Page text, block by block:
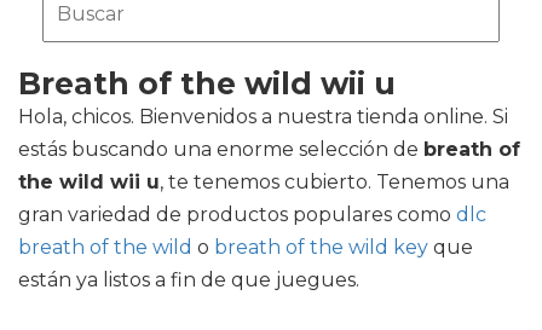
Breath of the wild wii u
Hola, chicos. Bienvenidos a nuestra tienda online. Si
estás buscando una enorme selección de breath of
the wild wii u, te tenemos cubierto. Tenemos una
gran variedad de productos populares como dlc
breath of the wild o breath of the wild key que
están ya listos a fin de que juegues.